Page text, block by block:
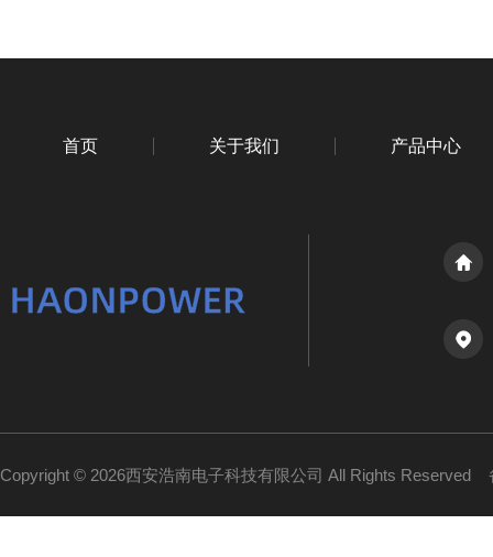
首页 关于我们 产品中心
Copyright © 2026西安浩南电子科技有限公司 All Rights Reserved